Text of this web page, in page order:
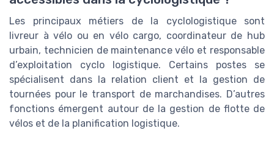
Les principaux métiers de la cyclologistique sont
livreur à vélo ou en vélo cargo, coordinateur de hub
urbain, technicien de maintenance vélo et responsable
d’exploitation cyclo logistique. Certains postes se
spécialisent dans la relation client et la gestion de
tournées pour le transport de marchandises. D’autres
fonctions émergent autour de la gestion de flotte de
vélos et de la planification logistique.